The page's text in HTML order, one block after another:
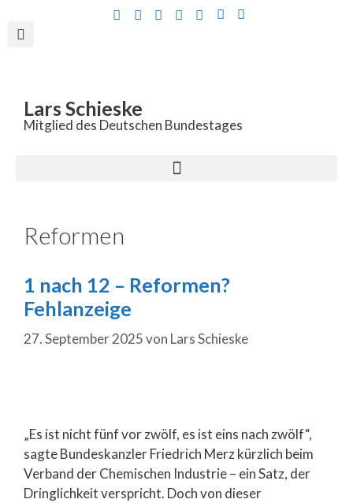
Lars Schieske
Mitglied des Deutschen Bundestages
Reformen
1 nach 12 – Reformen?
Fehlanzeige
27. September 2025von Lars Schieske
„Es ist nicht fünf vor zwölf, es ist eins nach zwölf“,
sagte Bundeskanzler Friedrich Merz kürzlich beim
Verband der Chemischen Industrie – ein Satz, der
Dringlichkeit verspricht. Doch von dieser